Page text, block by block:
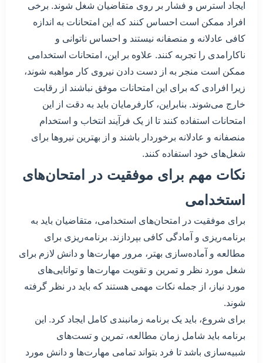
ایجاد استرس و فشار بر روی متقاضیان شغل شوند. برخی
افراد ممکن است احساس کنند که این امتحانات به اندازه
کافی عادلانه و منصفانه نیستند و احساس ناتوانی و
ناکارامدی را تجربه کنند. علاوه بر این، امتحانات استخدامی
ممکن است منجر به از دست دادن نیروی کار مواهبه شوند،
زیرا افرادی که برای این امتحانات موفق نباشند از رقابت
خارج می‌شوند. بنابراین، کارفرمایان باید به دقت از این
امتحانات استفاده کنند تا از یک فرآیند انتخاب و استخدام
منصفانه و عادلانه برخوردار باشند و از بهترین نیروها برای
شغل‌های خود استفاده کنند.
نکات مهم برای موفقیت در امتحان‌های
استخدامی
برای موفقیت در امتحان‌های استخدامی، متقاضیان باید به
برنامه‌ریزی و آمادگی کافی بپردازند. برنامه‌ریزی برای
مطالعه و آماده‌سازی بهتر، مرور مهارت‌ها و دانش لازم برای
شغل مورد نظر و تمرین و تقویت مهارت‌ها و توانایی‌های
مورد نیاز، از جمله نکات مهمی هستند که باید در نظر گرفته
شوند.
برای شروع، باید یک برنامه زمانبندی کامل ایجاد کرد. این
برنامه باید شامل زمان مطالعه، تمرین و تست‌های
شبیه‌سازی باشد تا فرد بتواند تمامی مهارت‌ها و دانش مورد